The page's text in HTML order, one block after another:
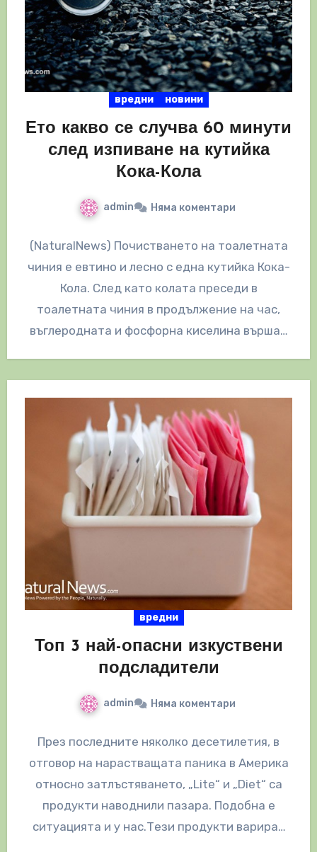
вредни новини
Ето какво се случва 60 минути
след изпиване на кутийка
Кока-Кола
admin Няма коментари
(NaturalNews) Почистването на тоалетната
чиния е евтино и лесно с една кутийка Кока-
Кола. След като колата преседи в
тоалетната чиния в продължение на час,
въглеродната и фосфорна киселина вършат
вредни
Топ 3 най-опасни изкуствени
подсладители
admin Няма коментари
През последните няколко десетилетия, в
отговор на нарастващата паника в Америка
относно затлъстяването, „Lite“ и „Diet“ са
продукти наводнили пазара. Подобна е
ситуацията и у нас.Тези продукти варират